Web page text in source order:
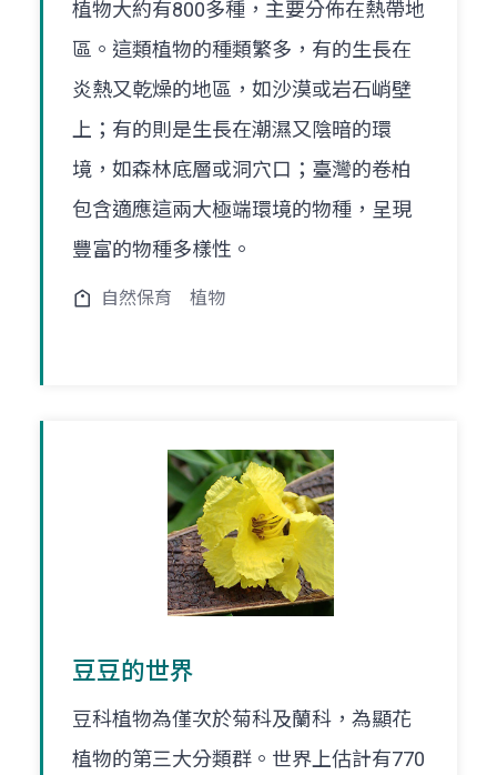
植物大約有800多種，主要分佈在熱帶地
區。這類植物的種類繁多，有的生長在
炎熱又乾燥的地區，如沙漠或岩石峭壁
上；有的則是生長在潮濕又陰暗的環
境，如森林底層或洞穴口；臺灣的卷柏
包含適應這兩大極端環境的物種，呈現
豐富的物種多樣性。
自然保育 植物
豆豆的世界
豆科植物為僅次於菊科及蘭科，為顯花
植物的第三大分類群。世界上估計有770